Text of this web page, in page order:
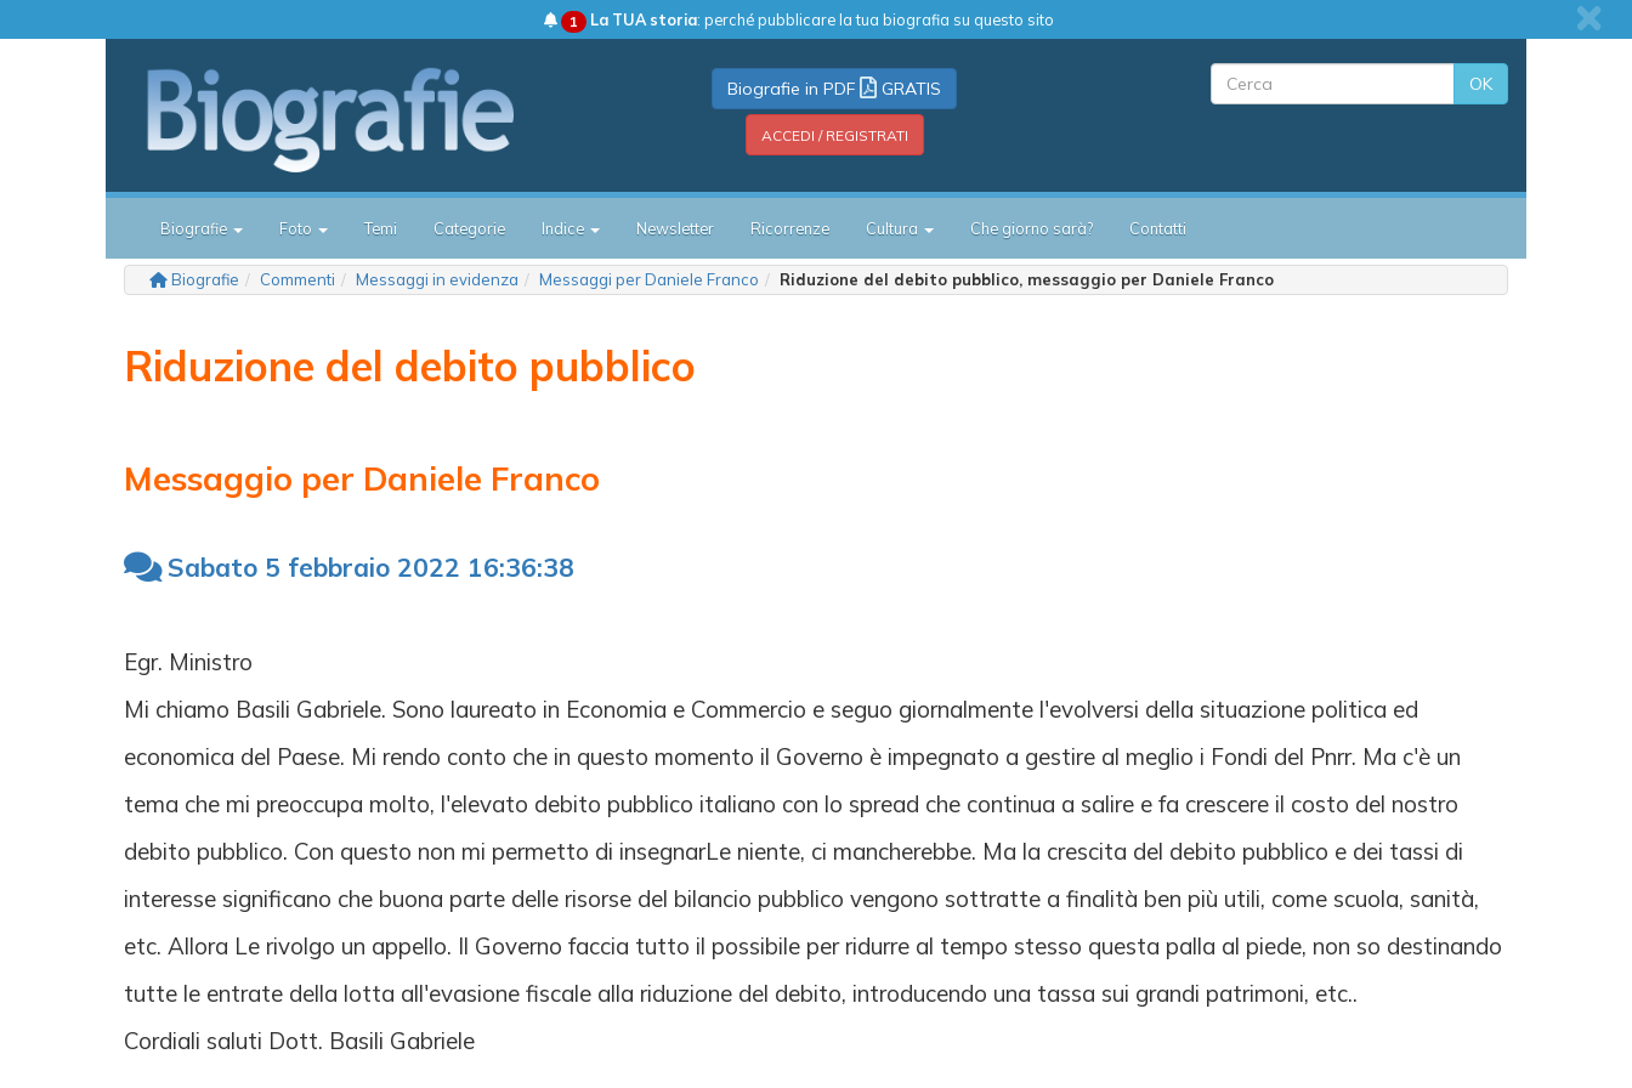
1 La TUA storia: perché pubblicare la tua biografia su questo sito
Biografie in PDF GRATIS
ACCEDI / REGISTRATI
OK
Biografie Foto Temi Categorie Indice Newsletter Ricorrenze Cultura Che giorno sarà? Contatti
Biografie Commenti Messaggi in evidenza Messaggi per Daniele Franco Riduzione del debito pubblico, messaggio per Daniele Franco
Riduzione del debito pubblico
Messaggio per Daniele Franco
Sabato 5 febbraio 2022 16:36:38
Egr. Ministro
Mi chiamo Basili Gabriele. Sono laureato in Economia e Commercio e seguo giornalmente l'evolversi della situazione politica ed
economica del Paese. Mi rendo conto che in questo momento il Governo è impegnato a gestire al meglio i Fondi del Pnrr. Ma c'è un
tema che mi preoccupa molto, l'elevato debito pubblico italiano con lo spread che continua a salire e fa crescere il costo del nostro
debito pubblico. Con questo non mi permetto di insegnarLe niente, ci mancherebbe. Ma la crescita del debito pubblico e dei tassi di
interesse significano che buona parte delle risorse del bilancio pubblico vengono sottratte a finalità ben più utili, come scuola, sanità,
etc. Allora Le rivolgo un appello. Il Governo faccia tutto il possibile per ridurre al tempo stesso questa palla al piede, non so destinando
tutte le entrate della lotta all'evasione fiscale alla riduzione del debito, introducendo una tassa sui grandi patrimoni, etc..
Cordiali saluti Dott. Basili Gabriele